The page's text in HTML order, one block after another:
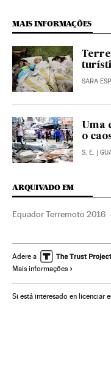
MAIS INFORMAÇÕES
SARA
Uma
o
S. E. |
ARQUIVADO EM
Equador Terremoto 2016
Desastres América do Sul
Acontecimentos
Adere a
Mais informações
Si está interesado en licenciar